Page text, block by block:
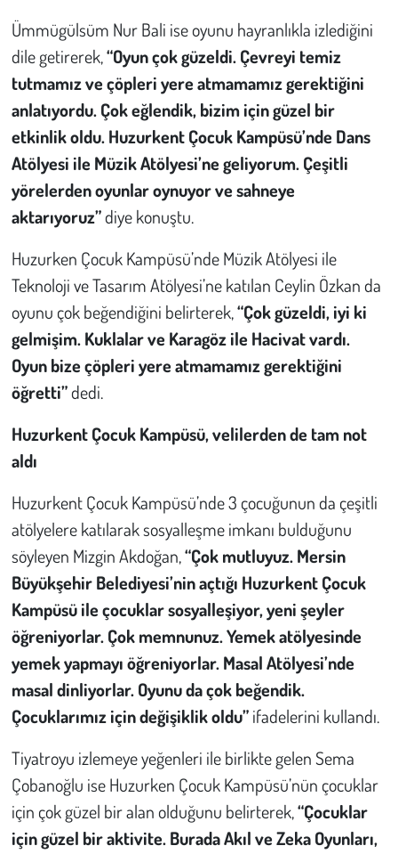
Ümmügülsüm Nur Bali ise oyunu hayranlıkla izlediğini
dile getirerek,“Oyun çok güzeldi. Çevreyi temiz
tutmamız ve çöpleri yere atmamamız gerektiğini
anlatıyordu. Çok eğlendik, bizim için güzel bir
etkinlik oldu. Huzurkent Çocuk Kampüsü’nde Dans
Atölyesi ile Müzik Atölyesi’ne geliyorum. Çeşitli
yörelerden oyunlar oynuyor ve sahneye
aktarıyoruz”diye konuştu.
Huzurken Çocuk Kampüsü’nde Müzik Atölyesi ile
Teknoloji ve Tasarım Atölyesi’ne katılan Ceylin Özkan da
oyunu çok beğendiğini belirterek,“Çok güzeldi, iyi ki
gelmişim. Kuklalar ve Karagöz ile Hacivat vardı.
Oyun bize çöpleri yere atmamamız gerektiğini
öğretti”dedi.
Huzurkent Çocuk Kampüsü, velilerden de tam not
aldı
Huzurkent Çocuk Kampüsü’nde 3 çocuğunun da çeşitli
atölyelere katılarak sosyalleşme imkanı bulduğunu
söyleyen Mizgin Akdoğan,“Çok mutluyuz. Mersin
Büyükşehir Belediyesi’nin açtığı Huzurkent Çocuk
Kampüsü ile çocuklar sosyalleşiyor, yeni şeyler
öğreniyorlar. Çok memnunuz. Yemek atölyesinde
yemek yapmayı öğreniyorlar. Masal Atölyesi’nde
masal dinliyorlar. Oyunu da çok beğendik.
Çocuklarımız için değişiklik oldu”ifadelerini kullandı.
Tiyatroyu izlemeye yeğenleri ile birlikte gelen Sema
Çobanoğlu ise Huzurken Çocuk Kampüsü’nün çocuklar
için çok güzel bir alan olduğunu belirterek,“Çocuklar
için güzel bir aktivite. Burada Akıl ve Zeka Oyunları,